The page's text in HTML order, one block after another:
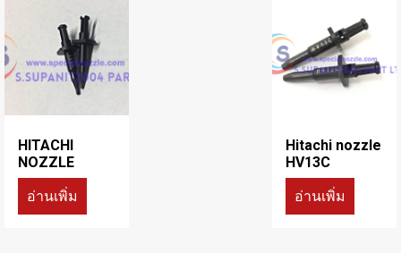
HITACHI
NOZZLE
อ่านเพิ่ม
Hitachi nozzle
HV13C
อ่านเพิ่ม